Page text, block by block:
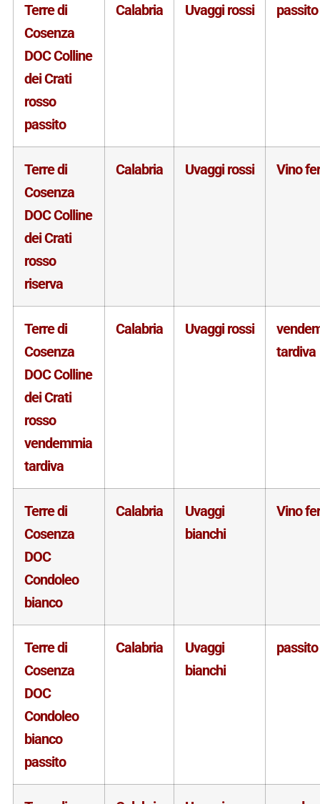
Terre di
Cosenza
DOC Colline
dei Crati
rosso
passito
Calabria Uvaggi rossi passito
Terre di
Cosenza
DOC Colline
dei Crati
rosso
riserva
Calabria Uvaggi rossi Vino
Terre di
Cosenza
DOC Colline
dei Crati
rosso
vendemmia
tardiva
Calabria Uvaggi rossi
tardiva
Terre di
Cosenza
DOC
Condoleo
bianco
Calabria
Uvaggi
bianchi
Vino
Terre di
Cosenza
DOC
Condoleo
bianco
passito
Calabria
Uvaggi
bianchi
passito